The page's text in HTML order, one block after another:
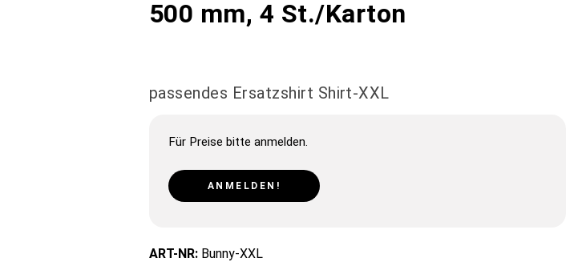
500 mm, 4 St./Karton
passendes Ersatzshirt Shirt-XXL
Für Preise bitte anmelden.
ANMELDEN!
ART-NR: Bunny-XXL